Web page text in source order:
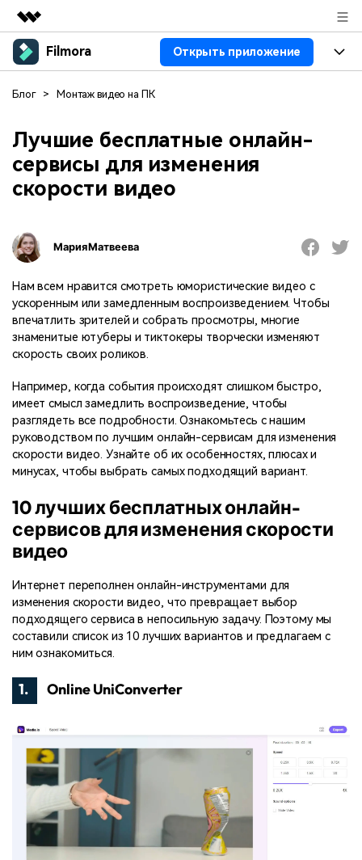
Рекомендуемые продукты
Бизнес
Решения
О нас
Новости
Поддержка
Filmora Открыть приложение
Продукты
Особенности
Ресурсы
ИИ
Видео/фото
Аудио
Тексты
Решения
Видео-решения
Видео промпты
100+ ИИ-промптов для
Мастер-классы
Продвинутое обучение
профессиональных
режиссеров и ютуберов
Темы видео
Самые популярные темы
видео на YouTube 2025
Маркетинговый
календарь
Спланируйте маркетинговую
кампанию для своих целей
Центр авторов
Вдохновляйтесь нашими
создателями контента
"сделай сам"
Сообщество
Блог
Справочный центр
Компания
Наша миссия, история и
клиенты
Связаться с нами
Мы всегда готовы помочь
Истории клиентов
Клиенты делятся своими
историями с Filmora
Партнёрская
программа
Партнёрство на уровне
корпоративного сектора
Поддержка
Приступая к работе
КУПИТЬ Войти
Блог > Монтаж видео на ПК
Лучшие бесплатные онлайн-
сервисы для изменения
скорости видео
Мария Матвеева
Нам всем нравится смотреть юмористические видео с
ускоренным или замедленным воспроизведением. Чтобы
впечатлить зрителей и собрать просмотры, многие
знаменитые ютуберы и тиктокеры творчески изменяют
скорость своих роликов.
Например, когда события происходят слишком быстро,
имеет смысл замедлить воспроизведение, чтобы
разглядеть все подробности. Ознакомьтесь с нашим
руководством по лучшим онлайн-сервисам для изменения
скорости видео. Узнайте об их особенностях, плюсах и
минусах, чтобы выбрать самых подходящий вариант.
10 лучших бесплатных онлайн-
сервисов для изменения скорости
видео
Интернет переполнен онлайн-инструментами для
изменения скорости видео, что превращает выбор
подходящего сервиса в непосильную задачу. Поэтому мы
составили список из 10 лучших вариантов и предлагаем с
ним ознакомиться.
1. Online UniConverter